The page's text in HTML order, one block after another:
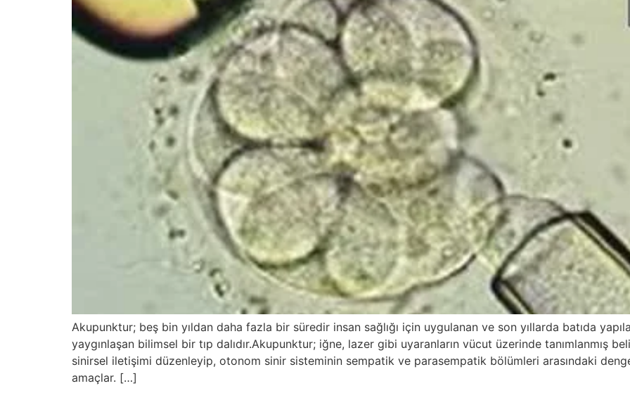
Akupunktur; beş bin yıldan daha fazla bir süredir insan sağlığı için uygulanan ve son yıllarda batıda
yaygınlaşan bilimsel bir tıp dalıdır.Akupunktur; iğne, lazer gibi uyaranların vücut üzerinde tanımlanmış
sinirsel iletişimi düzenleyip, otonom sinir sisteminin sempatik ve parasempatik bölümleri arasındaki
amaçlar. […]